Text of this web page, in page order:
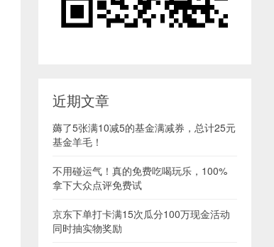
近期文章
薅了5张满10减5的基金满减券，总计25元
基金羊毛！
不用碰运气！真的免费吃喝玩乐，100%
拿下大众点评免费试
京东下单打卡满15次瓜分100万现金活动
同时抽实物奖励